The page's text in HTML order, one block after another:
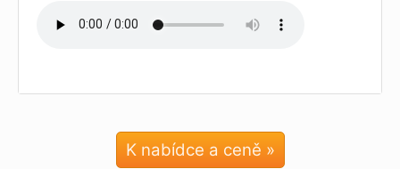
K nabídce a ceně »